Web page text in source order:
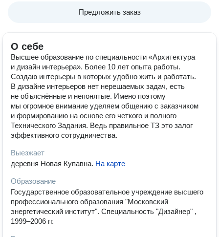
Предложить заказ
О себе
Высшее образование по специальности «Архитектура
и дизайн интерьера». Более 10 лет опыта работы.
Создаю интерьеры в которых удобно жить и работать.
В дизайне интерьеров нет нерешаемых задач, есть
не объяснённые и непонятые. Имено поэтому
мы огромное внимание уделяем общению с заказчиком
и формированию на основе его четкого и полного
Технического Задания. Ведь правильное ТЗ это залог
эффективного сотрудничества.
Выезжает
деревня Новая Купавна. На карте
Образование
Государственное образовательное учреждение высшего
профессионального образования "Московский
энергетический институт". Специальность "Дизайнер" ,
1999–2006 гг.